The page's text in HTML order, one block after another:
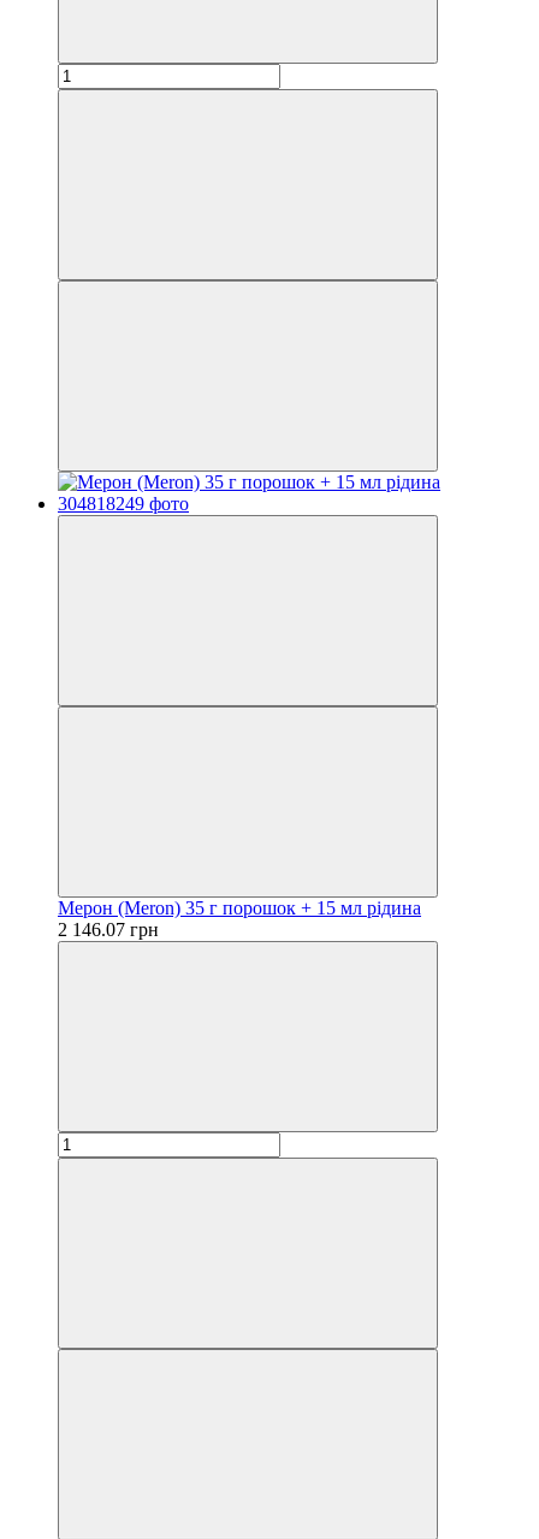
Мерон (Meron) 35 г порошок + 15 мл рідина
2 146.07 грн